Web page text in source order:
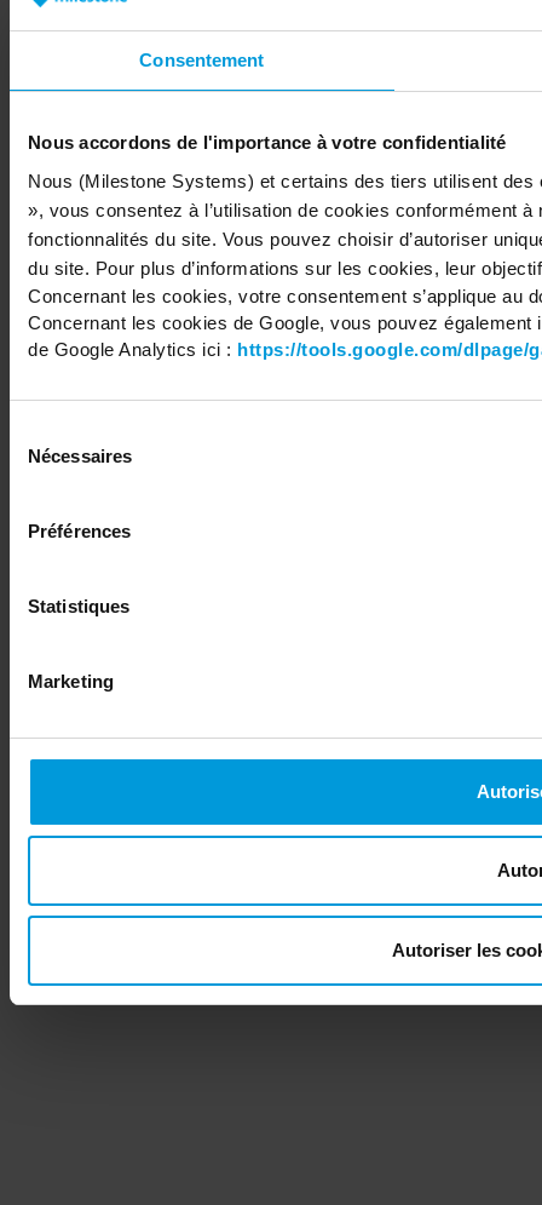
Consentement
Nous accordons de l'importance à votre confidentialité
Nous (Milestone Systems) et certains des tiers utilisent
», vous consentez à l’utilisation de cookies conformément
fonctionnalités du site. Vous pouvez choisir d’autoriser
du site. Pour plus d’informations sur les cookies, leur
Concernant les cookies, votre consentement s’applique au
Concernant les cookies de Google, vous pouvez
de Google Analytics ici : https://tools.google.com/dlpage/
Nécessaires
Préférences
Statistiques
Marketing
Autoriser les
Copyright © 2026 Milestone Systems A/S. All rights reserved.